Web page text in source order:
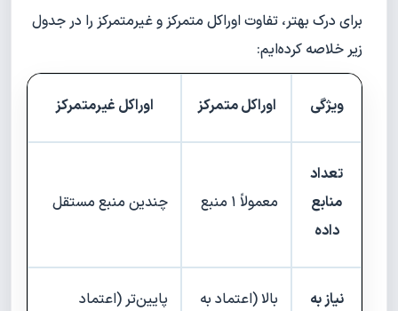
برای درک بهتر، تفاوت اوراکل متمرکز و غیرمتمرکز را در جدول
زیر خلاصه کرده‌ایم:
ویژگی اوراکل متمرکز اوراکل غیرمتمرکز
تعداد
منابع
داده
معمولاً ۱ منبع چندین منبع مستقل
نیاز به
بالا (اعتماد به
پایین‌تر (اعتماد